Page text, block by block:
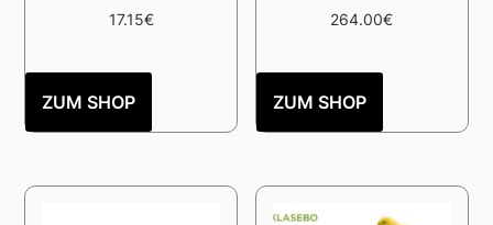
17.15€
ZUM SHOP
264.00€
ZUM SHOP